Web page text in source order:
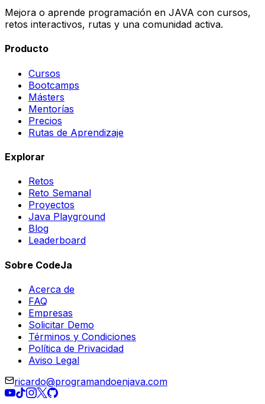
Mejora o aprende programación en JAVA con cursos,
retos interactivos, rutas y una comunidad activa.
Producto
Cursos
Bootcamps
Másters
Mentorías
Precios
Rutas de Aprendizaje
Explorar
Retos
Reto Semanal
Proyectos
Java Playground
Blog
Leaderboard
Sobre CodeJa
Acerca de
FAQ
Empresas
Solicitar Demo
Términos y Condiciones
Política de Privacidad
Aviso Legal
ricardo@programandoenjava.com